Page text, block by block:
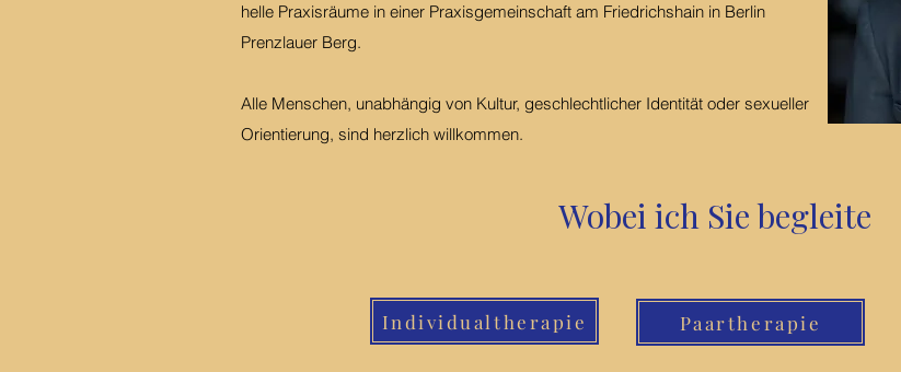
helle Praxisräume in einer Praxisgemeinschaft am Friedrichshain in Berlin
Prenzlauer Berg.
Alle Menschen, unabhängig von Kultur, geschlechtlicher Identität oder sexueller
Orientierung, sind herzlich willkommen.
Individualtherapie Paartherapie
Wobei ich Sie begleite